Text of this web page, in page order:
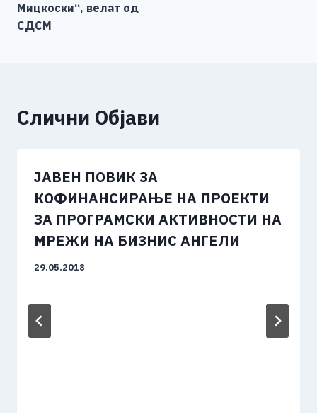
Мицкоски“, велат од
СДСМ
Слични Објави
ЈАВЕН ПОВИК ЗА
КОФИНАНСИРАЊЕ НА ПРОЕКТИ
ЗА ПРОГРАМСКИ АКТИВНОСТИ НА
МРЕЖИ НА БИЗНИС АНГЕЛИ
29.05.2018